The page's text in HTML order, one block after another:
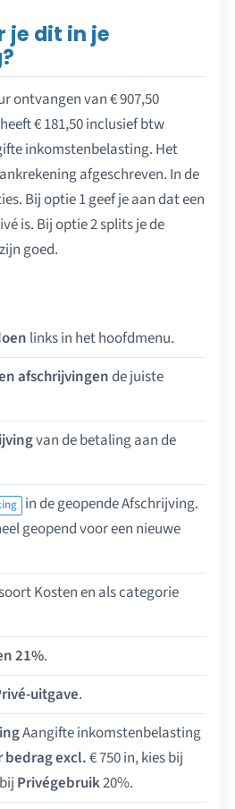
je dit in je
ontvangen van € 907,50
€ 181,50 inclusief btw
inkomstenbelasting. Het
afgeschreven. In de
Bij optie 1 geef je aan dat een
is. Bij optie 2 splits je de
goed.
links in het hoofdmenu.
afschrijvingende juiste
van de betaling aan de
in de geopende Afschrijving.
geopend voor een nieuwe
Kosten en als categorie
21%.
uitgave.
Aangifte inkomstenbelasting
bedrag excl.€ 750 in, kies bij
Privégebruik20%.